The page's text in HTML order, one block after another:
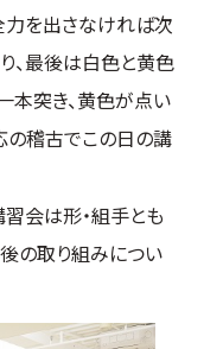
力を出さなければ次
、最後は白色と黄色
本突き、黄色が点い
の稽古でこの日の講
会は形・組手とも
の取り組みについ